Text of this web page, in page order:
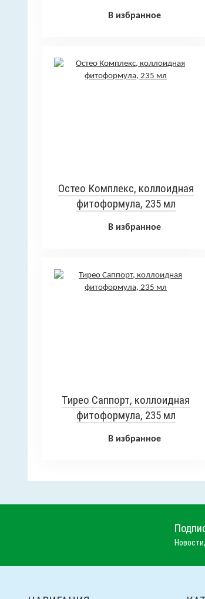
В избранное
Остео Комплекс, коллоидная
фитоформула, 235 мл
В избранное
Тирео Саппорт, коллоидная
фитоформула, 235 мл
В избранное